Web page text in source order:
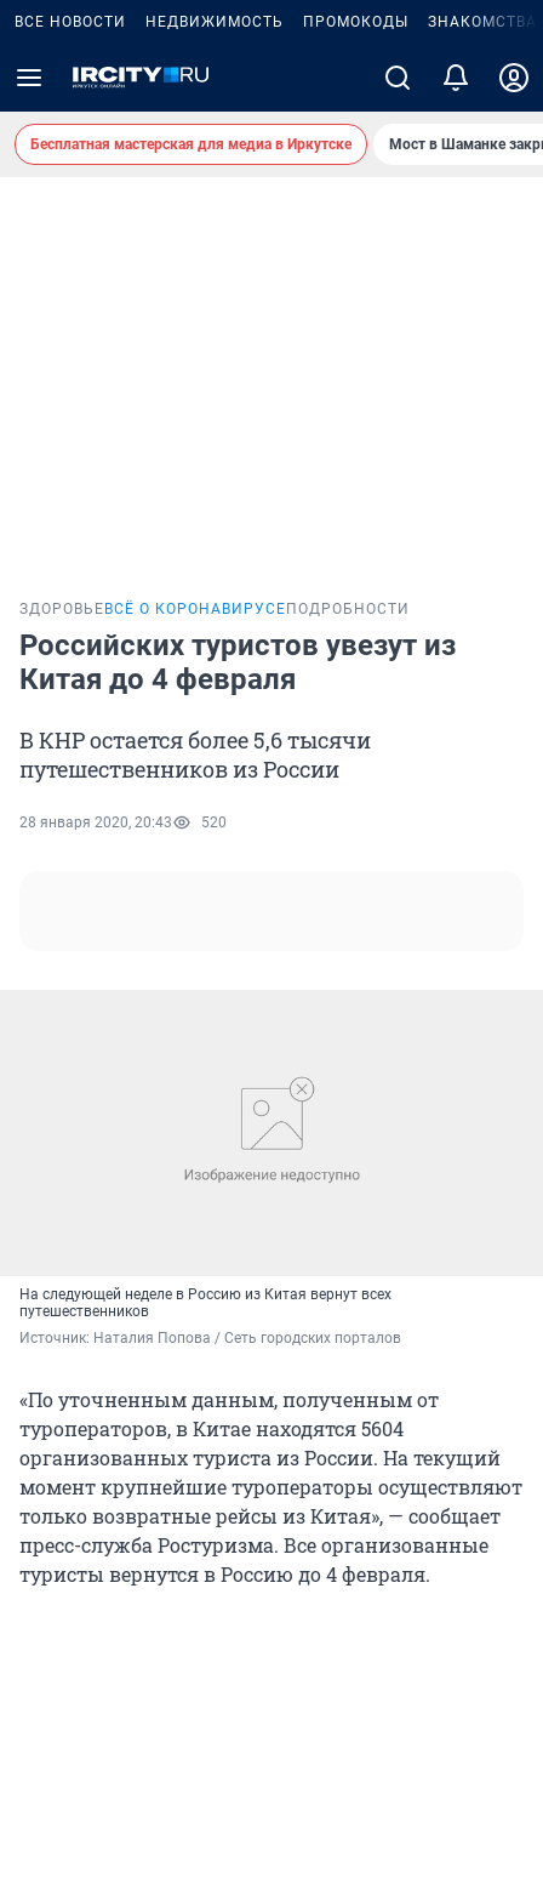
ВСЕ НОВОСТИ НЕДВИЖИМОСТЬ ПРОМОКОДЫ ЗНАКОМСТВА
Бесплатная мастерская для медиа в Иркутске Мост в Шаманке
ЗДОРОВЬЕ ВСЁ О КОРОНАВИРУСЕ ПОДРОБНОСТИ
Российских туристов увезут из
Китая до 4 февраля
В КНР остается более 5,6 тысячи
путешественников из России
28 января 2020, 20:43 520
На следующей неделе в Россию из Китая вернут всех
путешественников
Источник: Наталия Попова / Сеть городских порталов
«По уточненным данным, полученным от
туроператоров, в Китае находятся 5604
организованных туриста из России. На текущий
момент крупнейшие туроператоры осуществляют
только возвратные рейсы из Китая», — сообщает
пресс-служба Ростуризма. Все организованные
туристы вернутся в Россию до 4 февраля.